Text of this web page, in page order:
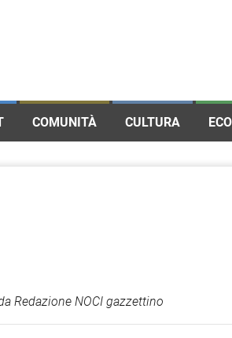
COMUNITÀ CULTURA
Redazione NOCI gazzettino